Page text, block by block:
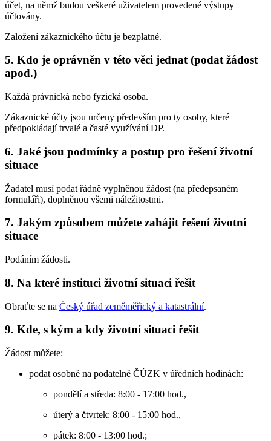
účet, na němž budou veškeré uživatelem provedené výstupy
účtovány.
Založení zákaznického účtu je bezplatné.
5. Kdo je oprávněn v této věci jednat (podat žádost
apod.)
Každá právnická nebo fyzická osoba.
Zákaznické účty jsou určeny především pro ty osoby, které
předpokládají trvalé a časté využívání DP.
6. Jaké jsou podmínky a postup pro řešení životní
situace
Žadatel musí podat řádně vyplněnou žádost (na předepsaném
formuláři), doplněnou všemi náležitostmi.
7. Jakým způsobem můžete zahájit řešení životní
situace
Podáním žádosti.
8. Na které instituci životní situaci řešit
Obraťte se na Český úřad zeměměřický a katastrální.
9. Kde, s kým a kdy životní situaci řešit
Žádost můžete:
podat osobně na podatelně ČÚZK v úředních hodinách:
pondělí a středa: 8:00 - 17:00 hod.,
úterý a čtvrtek: 8:00 - 15:00 hod.,
pátek: 8:00 - 13:00 hod.;